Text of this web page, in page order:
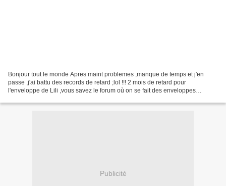
Bonjour tout le monde Apres maint problemes ,manque de temps et j'en
passe ,j'ai battu des records de retard ;lol !!! 2 mois de retard pour
l'enveloppe de Lili ,vous savez le forum où on se fait des enveloppes
Publicité